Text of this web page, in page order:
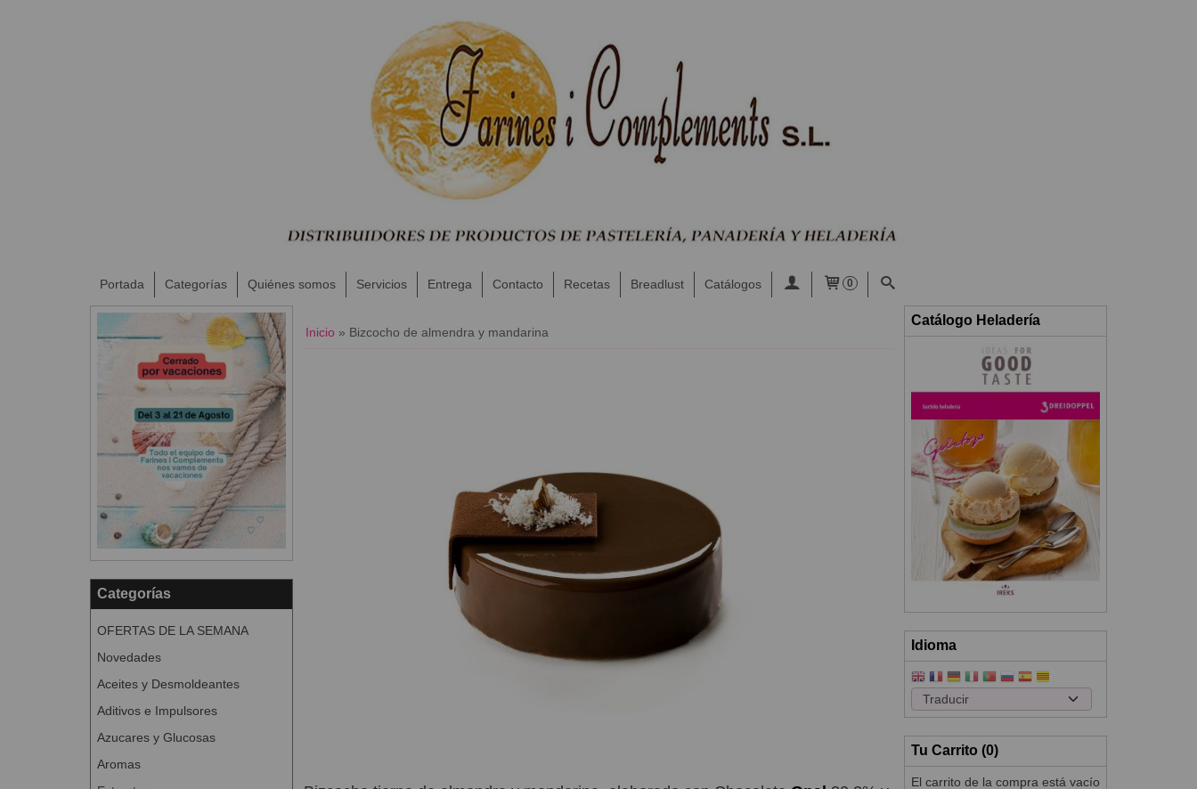
Portada Categorías Quiénes somos Servicios Entrega Contacto Recetas Breadlust Catálogos 0
Categorías
OFERTAS DE LA SEMANA
Novedades
Aceites y Desmoldeantes
Aditivos e Impulsores
Azucares y Glucosas
Aromas
Inicio » Bizcocho de almendra y mandarina
Catálogo Heladería
Idioma
Tu Carrito (0)
El carrito de la compra está vacío